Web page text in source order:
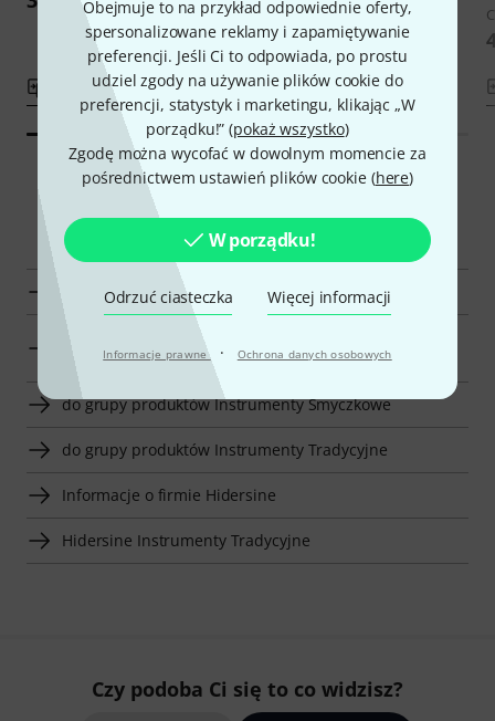
Obejmuje to na przykład odpowiednie oferty,
spersonalizowane reklamy i zapamiętywanie
preferencji. Jeśli Ci to odpowiada, po prostu
udziel zgody na używanie plików cookie do
preferencji, statystyk i marketingu, klikając „W
porządku!” (pokaż wszystko)
Zgodę można wycofać w dowolnym momencie za
pośrednictwem ustawień plików cookie (here)
W porządku!
Odrzuć ciasteczka Więcej informacji
Informacje prawne · Ochrona danych osobowych
porównaj porównaj
Smart Navigator
do grupy produktów Wiolonczele 1/2
do grupy produktów Wiolonczele dla Dzieci i
Młodzieży
do grupy produktów Instrumenty Smyczkowe
do grupy produktów Instrumenty Tradycyjne
Informacje o firmie Hidersine
Hidersine Instrumenty Tradycyjne
Czy podoba Ci się to co widzisz?